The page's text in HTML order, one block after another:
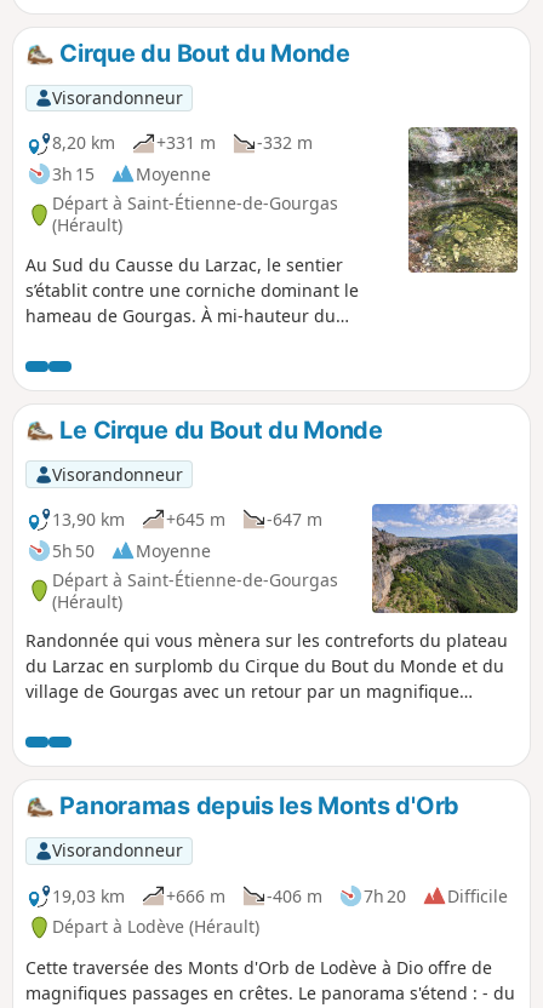
Cirque du Bout du Monde
Visorandonneur
8,20 km
+331 m
-332 m
3h 15
Moyenne
Départ à Saint-Étienne-de-Gourgas
(Hérault)
Au Sud du Causse du Larzac, le sentier
s’établit contre une corniche dominant le
hameau de Gourgas. À mi-hauteur du
rochers et franchit les lits des petits
affluents du ruisseau de la Brèze : l’Aven, le
Figaret, le Rieussec. En contrebas, la vallée
ouvre ses paysages variés ; ici sombres
ravins, là lumineuses prairies arrosées par
de nombreuses sources. Le parcours atteint
le Pioch Blanc puis rejoint le hameau par le
pont de la Doumergarie.
Le Cirque du Bout du Monde
Visorandonneur
13,90 km
+645 m
-647 m
5h 50
Moyenne
Départ à Saint-Étienne-de-Gourgas
(Hérault)
Randonnée qui vous mènera sur les contreforts du plateau
du Larzac en surplomb du Cirque du Bout du Monde et du
village de Gourgas avec un retour par un magnifique
Moulins 34184 Montpellier signale un problème sur cette
randonnée (20 novembre 2025). Petite alerte temporaire sur
cette proposition de circuit ! Un effondrement assez
conséquent a eu lieu début novembre 2025 dans les
falaises du Cirque du Bout du Monde.Le tracé décrit dans
cette fiche Visorando n'est plus praticable en sécurité dans
les mois à venir...Malgré tout, le tracé du PR® officiel reste
ouvert, car il n'a pas été impacté par l'éboulement.Pour
votre sécurité, et le confort de tous, merci de privilégier
l'itinéraire officiel, disponible sur notre web Bonnes randos
à tous ! Gilles et Théo Pôle Tourisme de Nature & Espaces
Panoramas depuis les Monts d'Orb
Visorandonneur
19,03 km
+666 m -406 m 7h 20
Difficile
Départ à Lodève (Hérault)
Cette traversée des Monts d'Orb de Lodève à Dio offre de
magnifiques passages en crêtes. Le panorama s'étend : - du